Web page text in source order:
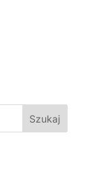
Szukaj